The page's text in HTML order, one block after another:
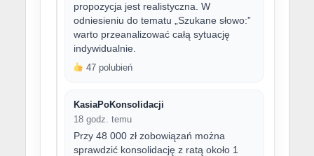
propozycja jest realistyczna. W
odniesieniu do tematu „Szukane słowo:”
warto przeanalizować całą sytuację
indywidualnie.
47 polubień
KasiaPoKonsolidacji
18 godz. temu
Przy 48 000 zł zobowiązań można
sprawdzić konsolidację z ratą około 1